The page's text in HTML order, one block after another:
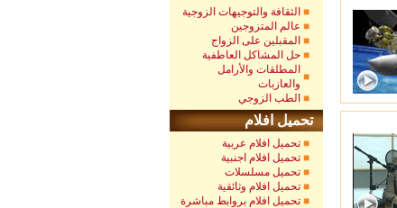
الثقافة والتوجيهات الزوجية
عالم المتزوجين
المقبلين على الزواج
حل المشاكل العاطفية
المطلقات والأرامل
والعازبات
الطب الزوجي
تحميل افلام
تحميل افلام عربية
تحميل افلام اجنبية
تحميل مسلسلات
تحميل افلام وثائقية
تحميل افلام بروابط مباشرة